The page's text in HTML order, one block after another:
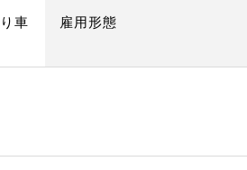
車
雇用形態